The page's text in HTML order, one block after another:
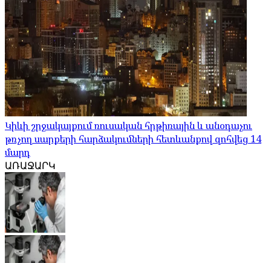
Կիևի շրջակայքում ռուսական հրթիռային և անօդաչու
թռչող սարքերի հարձակումների հետևանքով զոհվեց 14
մարդ
ԱՌԱՋԱՐԿ